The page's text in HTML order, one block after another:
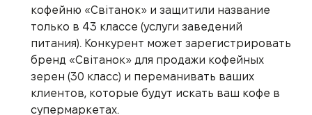
кофейню «Світанок» и защитили название
только в 43 классе (услуги заведений
питания). Конкурент может зарегистрировать
бренд «Світанок» для продажи кофейных
зерен (30 класс) и переманивать ваших
клиентов, которые будут искать ваш кофе в
супермаркетах.